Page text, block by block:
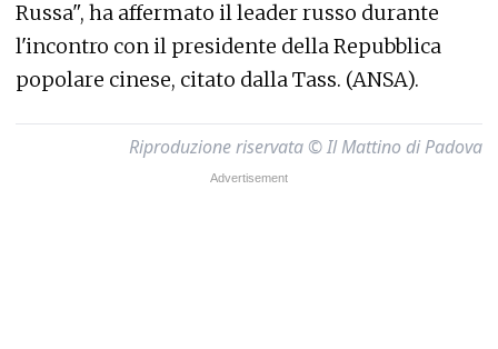
Russa", ha affermato il leader russo durante
l'incontro con il presidente della Repubblica
popolare cinese, citato dalla Tass. (ANSA).
Riproduzione riservata © Il Mattino di Padova